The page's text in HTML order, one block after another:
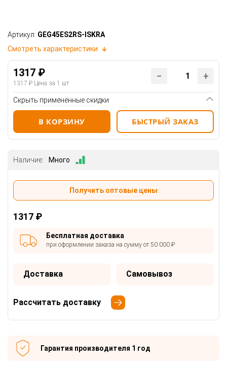
Артикул: GEG45ES2RS-ISKRA
Смотреть характеристики
1317 ₽
1317 ₽ Цена за 1 шт
Скрыть применённые скидки
В КОРЗИНУ БЫСТРЫЙ ЗАКАЗ
Наличие: Много
Получить оптовые цены
1317 ₽
Бесплатная доставка
при оформлении заказа на сумму от 50 000 ₽
Доставка Самовывоз
Рассчитать доставку
Гарантия производителя 1 год